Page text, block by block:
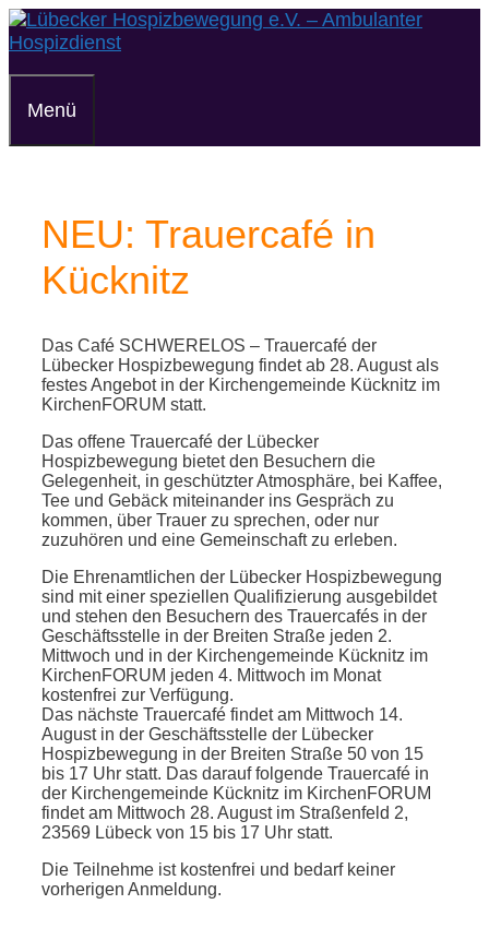
Zum
Inhalt
springen
Menü
NEU: Trauercafé in
Kücknitz
Das Café SCHWERELOS – Trauercafé der
Lübecker Hospizbewegung findet ab 28. August als
festes Angebot in der Kirchengemeinde Kücknitz im
KirchenFORUM statt.
Das offene Trauercafé der Lübecker
Hospizbewegung bietet den Besuchern die
Gelegenheit, in geschützter Atmosphäre, bei Kaffee,
Tee und Gebäck miteinander ins Gespräch zu
kommen, über Trauer zu sprechen, oder nur
zuzuhören und eine Gemeinschaft zu erleben.
Die Ehrenamtlichen der Lübecker Hospizbewegung
sind mit einer speziellen Qualifizierung ausgebildet
und stehen den Besuchern des Trauercafés in der
Geschäftsstelle in der Breiten Straße jeden 2.
Mittwoch und in der Kirchengemeinde Kücknitz im
KirchenFORUM jeden 4. Mittwoch im Monat
kostenfrei zur Verfügung.
Das nächste Trauercafé findet am Mittwoch 14.
August in der Geschäftsstelle der Lübecker
Hospizbewegung in der Breiten Straße 50 von 15
bis 17 Uhr statt. Das darauf folgende Trauercafé in
der Kirchengemeinde Kücknitz im KirchenFORUM
findet am Mittwoch 28. August im Straßenfeld 2,
23569 Lübeck von 15 bis 17 Uhr statt.
Die Teilnehme ist kostenfrei und bedarf keiner
vorherigen Anmeldung.